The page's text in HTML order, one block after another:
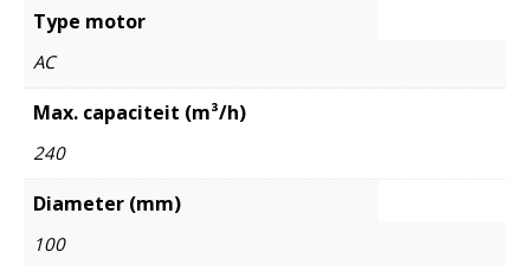
Type motor
AC
Max. capaciteit (m³/h)
240
Diameter (mm)
100